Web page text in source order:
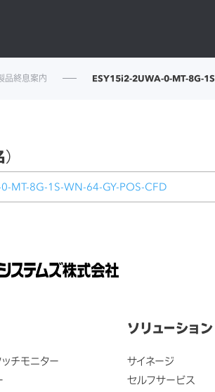
品終息案内 ESY15i2-2UWA-0-MT-8G-
MT-8G-1S-WN-64-GY-POS-CFD
チモニター
ソリューション
サイネージ
セルフサービス